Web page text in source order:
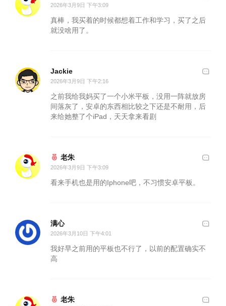
2026年3月9日 下午3:09
真棒，我买着的时候都想着工作和学习，买了之后
就没啥用了。
Jackie
2026年3月9日 下午2:16
之前我给我妈买了一个小米平板，没用一阵就放房
间落灰了，安卓的东西相比较之下还是不耐用，后
来给她整了个iPad，天天拿来看剧
老朱
2026年3月9日 下午3:09
看来手机也是用的Iphone吧，不习惯安卓平板。
满心
2026年3月10日 下午4:01
我好早之前用的平板也不行了，以前的配置确实不
高
老朱